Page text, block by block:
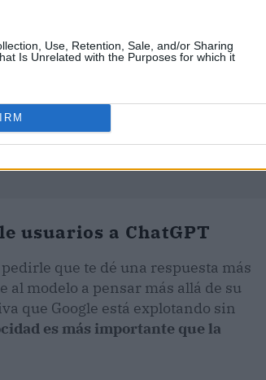
Use, Retention, Sale, and/or Sharing
Is Unrelated with the Purposes for which it
usuarios a ChatGPT
que te dé una respuesta más
al modelo a pensar más allá de su
que Google está explotando sin
es más importante que la